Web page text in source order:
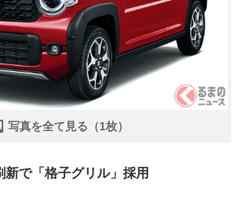
写真を全て見る（1枚）
で「格子グリル」採用